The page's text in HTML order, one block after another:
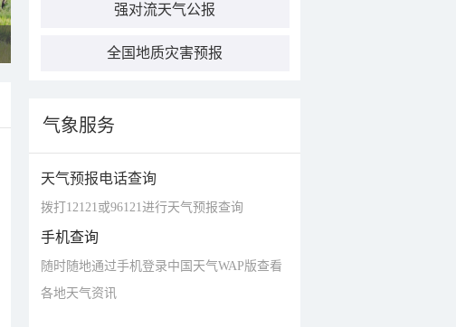
强对流天气公报
全国地质灾害预报
气象服务
天气预报电话查询
拨打12121或96121进行天气预报查询
手机查询
随时随地通过手机登录中国天气WAP版查看
各地天气资讯